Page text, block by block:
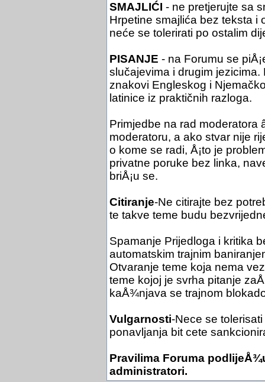
SMAJLIĆI - ne pretjerujte sa
Hrpetine smajlića bez teksta i
neće se tolerirati po ostalim
PISANJE - na Forumu se
slučajevima i drugim
znakovi Engleskog i
latinice iz praktičnih razloga.
Primjedbe na rad moderatora
moderatoru, a ako stvar nije
o kome se radi, Å¡to je
privatne poruke bez linka,
briÅ¡u se.
Citiranje-Ne citirajte bez
te takve teme budu
Spamanje Prijedloga i kritika
automatskim trajnim
Otvaranje teme koja nema
teme kojoj je svrha pitanje
kaÅ¾njava se trajnom
Vulgarnosti-Nece se
ponavljanja bit cete
Pravilima Foruma
administratori.